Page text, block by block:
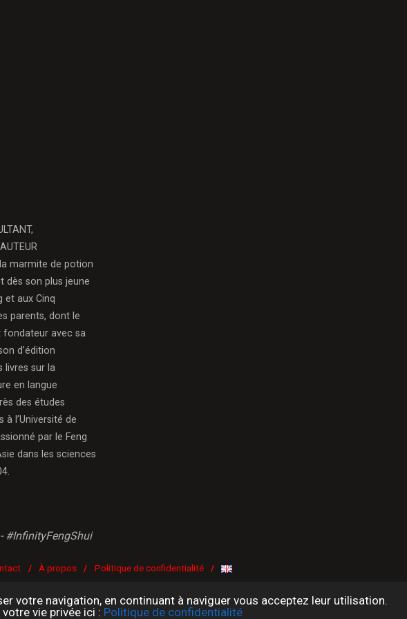
marmite de potion
dès son plus jeune
et aux Cinq
parents, dont le
fondateur avec sa
d’édition
livres sur la
en langue
des études
l’Université de
par le Feng
dans les sciences
#InfinityFengShui
/ À propos / Politique de confidentialité /
votre navigation, en continuant à naviguer vous acceptez leur utilisation.
vie privée ici : Politique de confidentialité